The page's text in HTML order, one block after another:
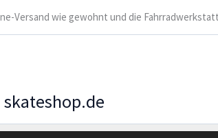
Versand wie gewohnt und die